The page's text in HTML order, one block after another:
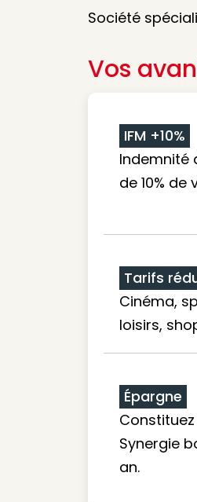
Société
Vos
IFM +10%
Indemnité
de 10% de
Tarifs
Cinéma,
loisirs,
Épargne
Synergie
an.